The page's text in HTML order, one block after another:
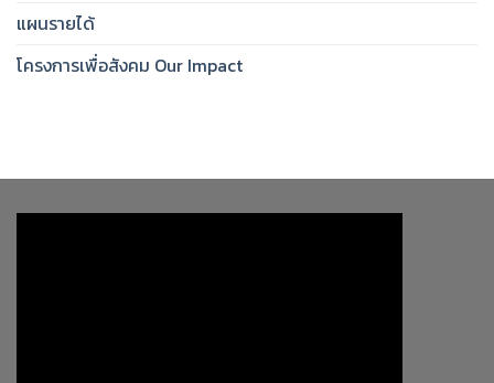
แผนรายได้
โครงการเพื่อสังคม Our Impact